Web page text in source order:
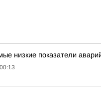
низкие показатели
00:13